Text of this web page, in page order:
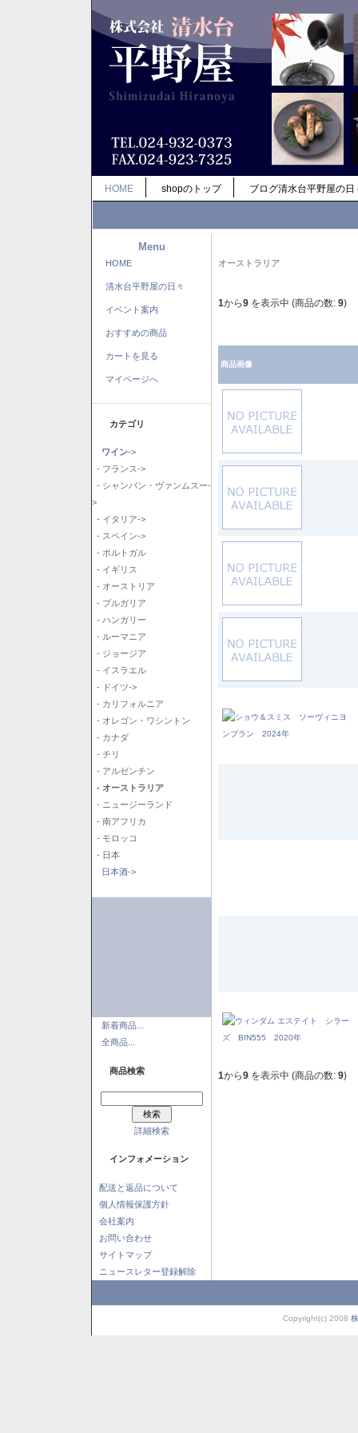
HOME shopのトップ ブログ清水台平野屋の日
Menu
HOME
清水台平野屋の日々
イベント案内
おすすめの商品
カートを見る
マイページへ
カテゴリ
ワイン->
- フランス->
- シャンパン・ヴァンムスー-
>
- イタリア->
- スペイン->
- ポルトガル
- イギリス
- オーストリア
- ブルガリア
- ハンガリー
- ルーマニア
- ジョージア
- イスラエル
- ドイツ->
- カリフォルニア
- オレゴン・ワシントン
- カナダ
- チリ
- アルゼンチン
- オーストラリア
- ニュージーランド
- 南アフリカ
- モロッコ
- 日本
日本酒->
新着商品...
全商品...
商品検索
詳細検索
インフォメーション
配送と返品について
個人情報保護方針
会社案内
お問い合わせ
サイトマップ
ニュースレター登録解除
オーストラリア
1から9 を表示中 (商品の数: 9)
商品画像
1から9 を表示中 (商品の数: 9)
Copyright(c) 2008